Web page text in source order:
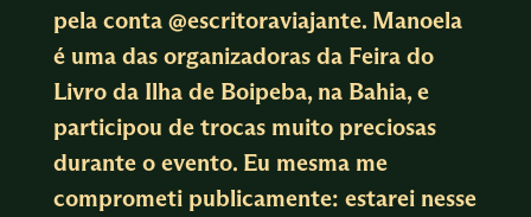
pela conta @escritoraviajante. Manoela
é uma das organizadoras da Feira do
Livro da Ilha de Boipeba, na Bahia, e
participou de trocas muito preciosas
durante o evento. Eu mesma me
comprometi publicamente: estarei nesse